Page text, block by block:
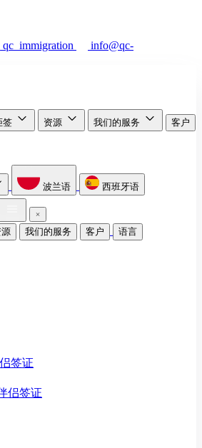
qc_immigration
info@qc-
签 资源 我们的服务 客户
波兰语 西班牙语
源 我们的服务 客户 语言
签证
侣签证